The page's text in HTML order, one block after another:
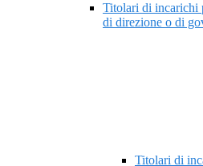
Titolari di incarichi
di direzione o di
Titolari di